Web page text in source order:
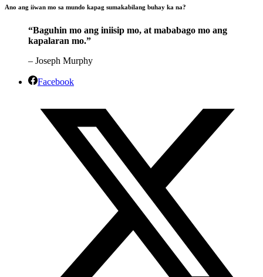
Ano ang iiwan mo sa mundo kapag sumakabilang buhay ka na?
“Baguhin mo ang iniisip mo, at mababago mo ang
kapalaran mo.”
– Joseph Murphy
Facebook